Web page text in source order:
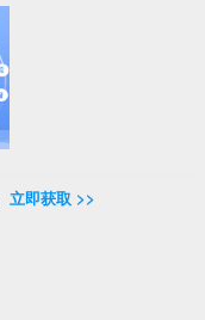
立即获取 >>